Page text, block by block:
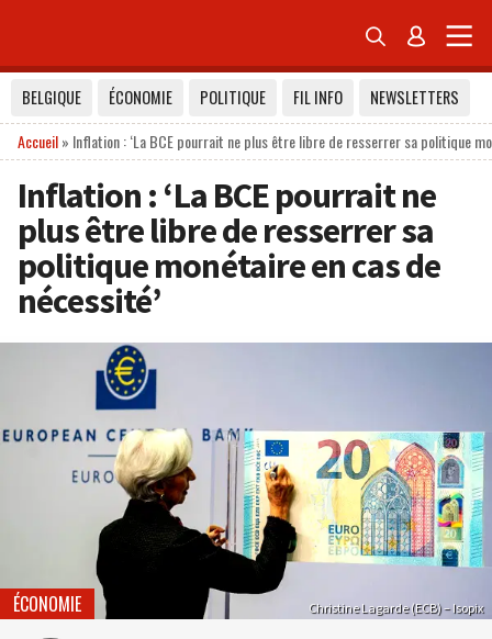
 
BELGIQUE ÉCONOMIE POLITIQUE FIL INFO
NEWSLETTERS
Accueil» Inflation : ‘La BCE pourrait ne plus être libre de resserrer sa politique
Inflation : ‘La BCE pourrait ne
plus être libre de resserrer sa
politique monétaire en cas de
nécessité’
Christine Lagarde (ECB) – Isopix
ÉCONOMIE